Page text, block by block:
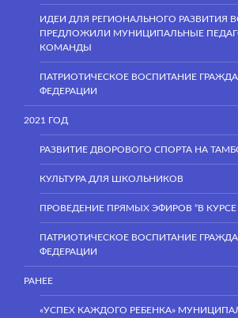
ИДЕИ ДЛЯ РЕГИОНАЛЬНОГО РАЗВИТИЯ
ПРЕДЛОЖИЛИ МУНИЦИПАЛЬНЫЕ
КОМАНДЫ
ПАТРИОТИЧЕСКОЕ ВОСПИТАНИЕ
ФЕДЕРАЦИИ
2021 ГОД
РАЗВИТИЕ ДВОРОВОГО СПОРТА НА
КУЛЬТУРА ДЛЯ ШКОЛЬНИКОВ
ПРОВЕДЕНИЕ ПРЯМЫХ ЭФИРОВ “В КУРСЕ
ПАТРИОТИЧЕСКОЕ ВОСПИТАНИЕ
ФЕДЕРАЦИИ
РАНЕЕ
«УСПЕХ КАЖДОГО РЕБЕНКА»